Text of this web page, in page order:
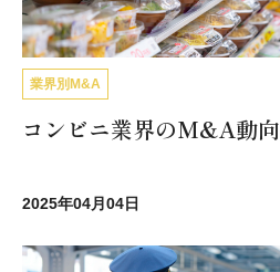
業界別M&A
コンビニ業界のM&A動向
2025年04月04日